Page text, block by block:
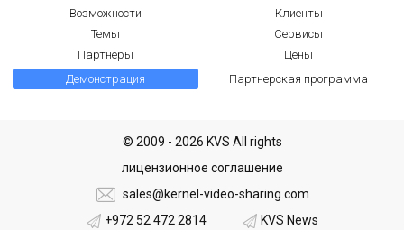
Возможности
Клиенты
Темы
Сервисы
Партнеры
Цены
Демонстрация
Партнерская программа
© 2009 - 2026 KVS All rights
лицензионное соглашение
sales@kernel-video-sharing.com
+972 52 472 2814
KVS News